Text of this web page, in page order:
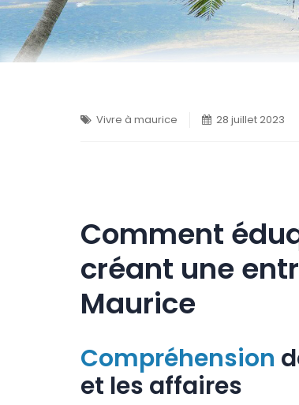
Vivre à maurice 28 juillet 2023
Comment
créant une
Maurice
Compréhension
et les affaires